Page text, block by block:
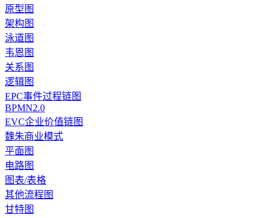
原型图
架构图
泳道图
韦恩图
关系图
逻辑图
EPC事件过程链图
BPMN2.0
EVC企业价值链图
魏朱商业模式
平面图
电路图
图表/表格
其他流程图
甘特图